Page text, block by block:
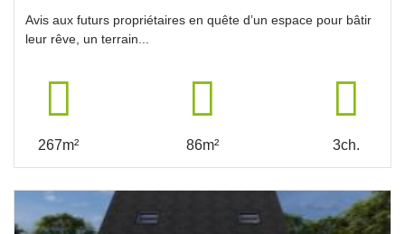
Avis aux futurs propriétaires en quête d’un espace pour bâtir
leur rêve, un terrain...
267m² 86m² 3ch.